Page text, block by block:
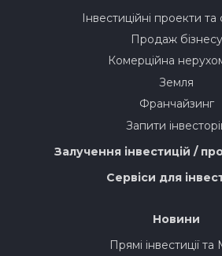
Інвестиційні проекти та
Продаж бізнесу
Комерційна
Земля
Франчайзинг
Запити
Залучення інвестицій /
Сервіси для
Новини
Прямі інвестиції та